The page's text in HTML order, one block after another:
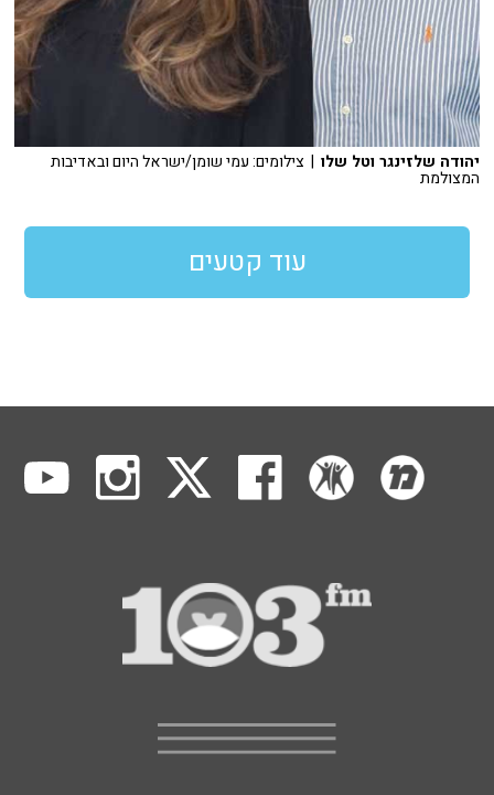
יהודה שלזינגר וטל שלו | צילומים: עמי שומן/ישראל היום ובאדיבות
המצולמת
עוד קטעים